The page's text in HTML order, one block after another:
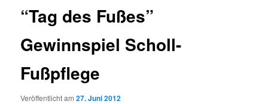
“Tag des Fußes”
Gewinnspiel Scholl-
Fußpflege
Veröffentlicht am27. Juni 2012